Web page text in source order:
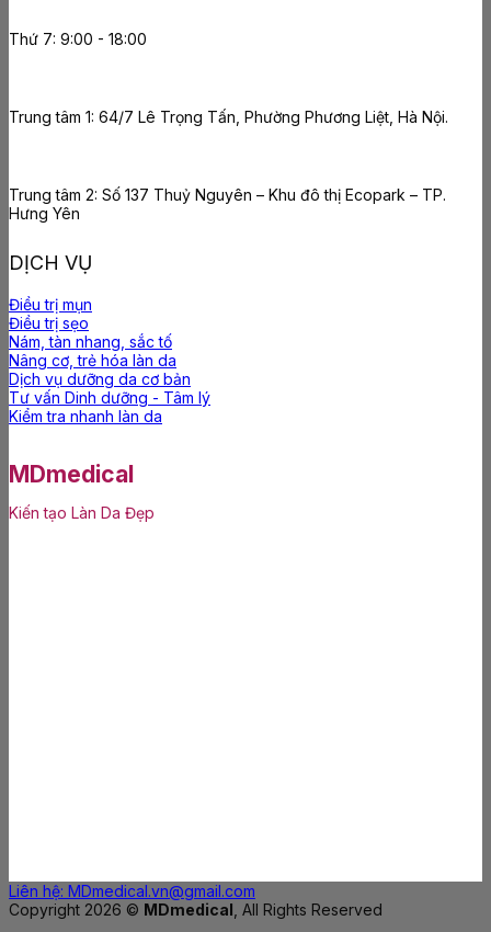
Thứ 7: 9:00 - 18:00
Trung tâm 1: 64/7 Lê Trọng Tấn, Phường Phương Liệt, Hà Nội.
Trung tâm 2: Số 137 Thuỷ Nguyên – Khu đô thị Ecopark – TP.
Hưng Yên
DỊCH VỤ
Điều trị mụn
Điều trị sẹo
Nám, tàn nhang, sắc tố
Nâng cơ, trẻ hóa làn da
Dịch vụ dưỡng da cơ bản
Tư vấn Dinh dưỡng - Tâm lý
Kiểm tra nhanh làn da
MDmedical
Kiến tạo Làn Da Đẹp
Liên hệ: MDmedical.vn@gmail.com
Copyright 2026 © MDmedical , All Rights Reserved